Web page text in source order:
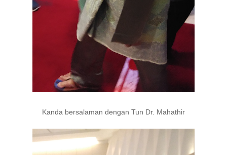
Kanda bersalaman dengan Tun Dr. Mahathir